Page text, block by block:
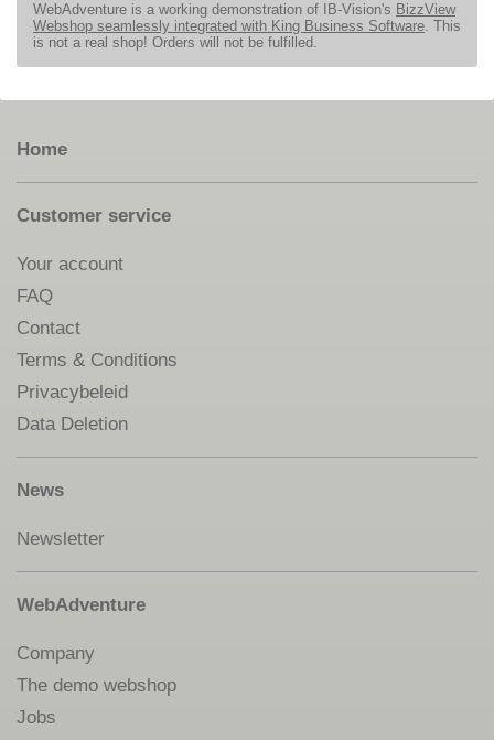
WebAdventure is a working demonstration of IB-Vision's BizzView
Webshop seamlessly integrated with King Business Software. This
is not a real shop! Orders will not be fulfilled.
Home
Customer service
Your account
FAQ
Contact
Terms & Conditions
Privacybeleid
Data Deletion
News
Newsletter
WebAdventure
Company
The demo webshop
Jobs